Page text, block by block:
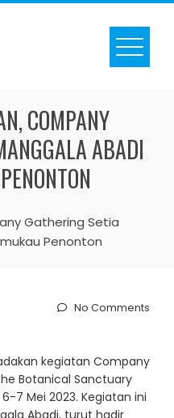
COMPANY
ABADI
Gathering Setia
Penonton
No Comments
kegiatan Company
Botanical Sanctuary
7 Mei 2023. Kegiatan ini